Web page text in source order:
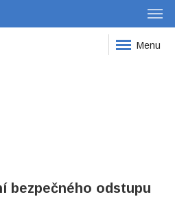
Menu
bezpečného odstupu